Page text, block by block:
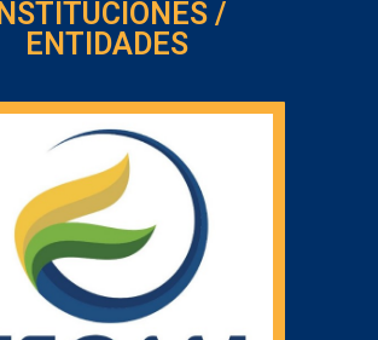
INSTITUCIONES /
ENTIDADES